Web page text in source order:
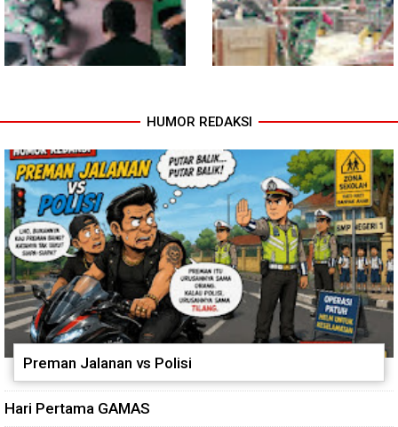
Babinsa dan Bhabinkamtibmas
RI ke-81 dengan Kibarkan
Merah Putih
Cuaca Tak Jadi Penghalang,
Garuda dan Pengacian Terus
Dikebut
HUMOR REDAKSI
Preman Jalanan vs Polisi
Hari Pertama GAMAS